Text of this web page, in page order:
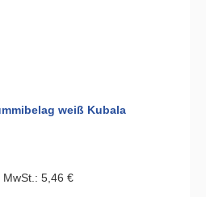
weiß Kubala
MwSt.: 5,46 €